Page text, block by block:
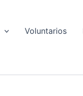
Voluntarios